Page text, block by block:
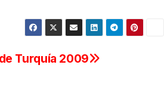
Turquía 2009